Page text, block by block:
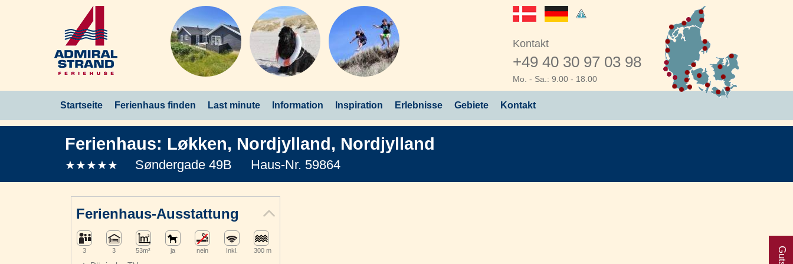
Kontakt
+49 40 30 97 03 98
Mo. - Sa.: 9.00 - 18.00
Startseite Ferienhaus finden Last minute Information Inspiration Erlebnisse Gebiete Kontakt
Ferienhaus: Løkken, Nordjylland, Nordjylland
★★★★★ Søndergade 49B Haus-Nr. 59864
Ferienhaus-Ausstattung
3 3 53m² ja nein Inkl. 300 m